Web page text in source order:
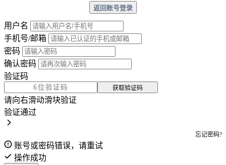
返回账号登录
用户名
手机号/邮箱
密码
确认密码
验证码
获取验证码
请向右滑动滑块验证
验证通过
忘记密码?
账号或密码错误，请重试
操作成功